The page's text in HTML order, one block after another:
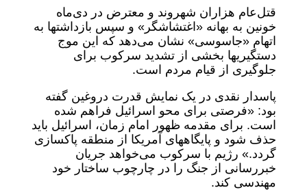
قتل‌عام هزاران شهروند و معترض در دی‌ماه
خونین به بهانه «اغتشاشگر» و سپس بازداشتها به
اتهام «جاسوسی» نشان می‌دهد که این موج
دستگیریها بخشی از تشدید سرکوب برای
جلوگیری از قیام مردم است.
پاسدار نقدی در یک نمایش قدرت دروغین گفته
بود: «فرصتی برای محو اسرائیل فراهم شده
است. برای مقدمه ظهور امام زمان، اسرائیل باید
حذف شود و پایگاههای آمریکا از منطقه پاکسازی
گردد.» رژیم با سرکوب می‌خواهد جریان
خبررسانی از جنگ را در چارچوب ساختار خود
مهندسی کند.